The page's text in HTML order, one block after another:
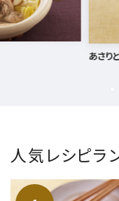
あさりと夏
人気レシピラ